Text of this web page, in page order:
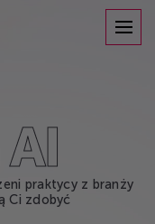
praktycy z branży
Ci zdobyć